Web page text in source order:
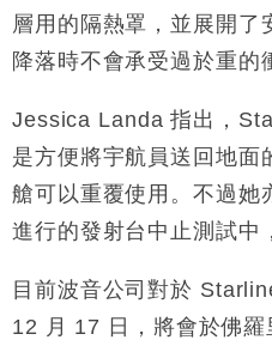
層用的隔熱罩，並展開了
降落時不會承受過於重的
Jessica Landa 指出，
是方便將宇航員送回地面
艙可以重覆使用。不過她
進行的發射台中止測試中
目前波音公司對於
12 月 17 日，將會於佛